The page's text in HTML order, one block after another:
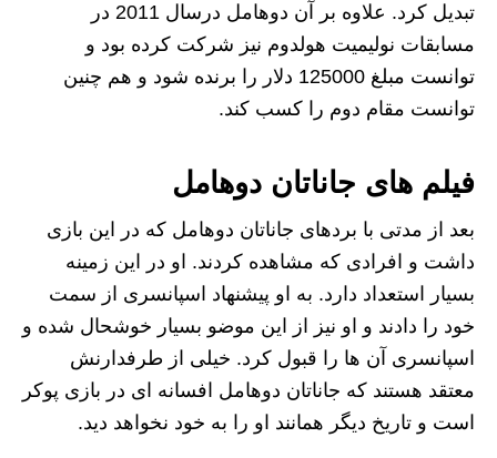
تبدیل کرد. علاوه بر آن دوهامل درسال 2011 در
مسابقات نولیمیت هولدوم نیز شرکت کرده بود و
توانست مبلغ 125000 دلار را برنده شود و هم چنین
توانست مقام دوم را کسب کند.
فیلم های جاناتان دوهامل
بعد از مدتی با بردهای جاناتان دوهامل که در این بازی
داشت و افرادی که مشاهده کردند. او در این زمینه
بسیار استعداد دارد. به او پیشنهاد اسپانسری از سمت
خود را دادند و او نیز از این موضو بسیار خوشحال شده و
اسپانسری آن ها را قبول کرد. خیلی از طرفدارنش
معتقد هستند که جاناتان دوهامل افسانه ای در بازی پوکر
است و تاریخ دیگر همانند او را به خود نخواهد دید.